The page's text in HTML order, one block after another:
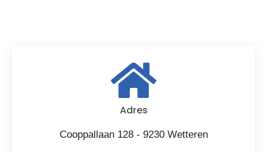
Adres
Cooppallaan 128 - 9230 Wetteren